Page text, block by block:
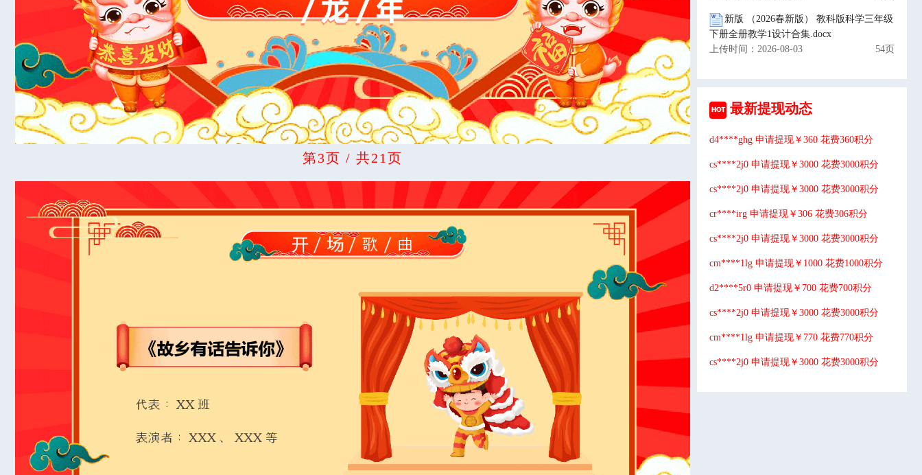
第3页 / 共21页
新版 （2026春新版） 教科版科学三年级
下册全册教学1设计合集.docx
上传时间：2026-08-03
54页
最新提现动态
d4****ghg 申请提现￥360 花费360积分
cs****2j0 申请提现￥3000 花费3000积分
cs****2j0 申请提现￥3000 花费3000积分
cr****irg 申请提现￥306 花费306积分
cs****2j0 申请提现￥3000 花费3000积分
cm****1lg 申请提现￥1000 花费1000积分
d2****5r0 申请提现￥700 花费700积分
cs****2j0 申请提现￥3000 花费3000积分
cm****1lg 申请提现￥770 花费770积分
cs****2j0 申请提现￥3000 花费3000积分